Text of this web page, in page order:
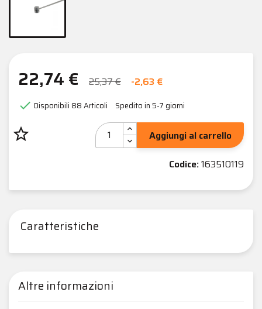
22,74 € 25,37 € -2,63 €
 Disponibili 88 Articoli Spedito in 5-7 giorni
star_border
Aggiungi al carrello
Codice:163510119
Caratteristiche
Altre informazioni